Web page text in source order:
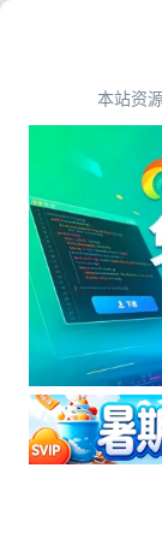
首页>标签：
标签：即时
仿青藤之恋交
H5三端合一 即
交源码
源码简介 仿青
整源码，微信
通用，搭载
H5相亲匹配系统
本站资